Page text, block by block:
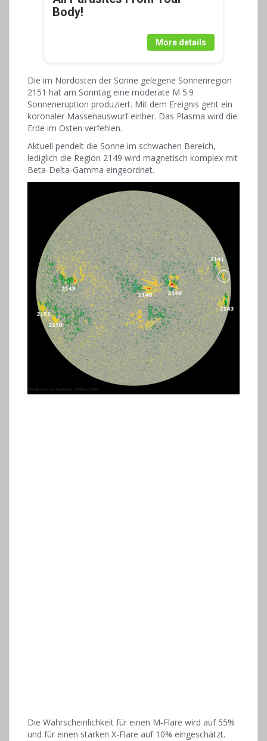
Body!
More details
Die im Nordosten der Sonne gelegene Sonnenregion
2151 hat am Sonntag eine moderate M 5.9
Sonneneruption produziert. Mit dem Ereignis geht ein
koronaler Massenauswurf einher. Das Plasma wird die
Erde im Osten verfehlen.
Aktuell pendelt die Sonne im schwachen Bereich,
lediglich die Region 2149 wird magnetisch komplex mit
Beta-Delta-Gamma eingeordnet.
Die Wahrscheinlichkeit für einen M-Flare wird auf 55%
und für einen starken X-Flare auf 10% eingeschätzt.